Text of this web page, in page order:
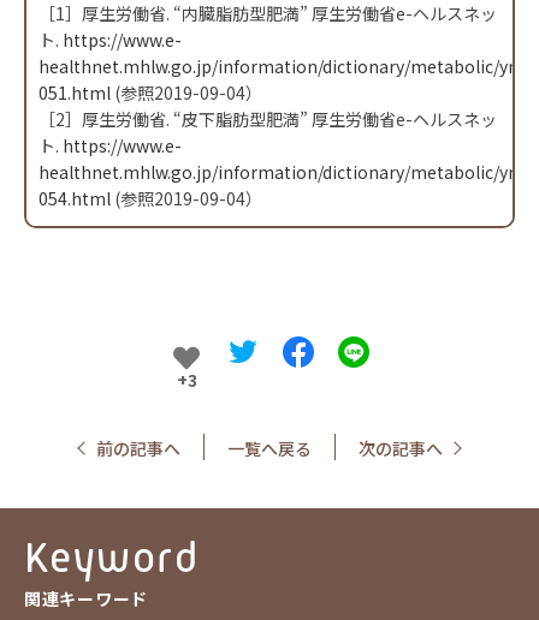
［1］厚生労働省. “内臓脂肪型肥満” 厚生労働省e-ヘルスネッ
ト. https://www.e-
healthnet.mhlw.go.jp/information/dictionary/metabolic/ym-
051.html (参照2019-09-04）
［2］厚生労働省. “皮下脂肪型肥満” 厚生労働省e-ヘルスネッ
ト. https://www.e-
healthnet.mhlw.go.jp/information/dictionary/metabolic/ym-
054.html (参照2019-09-04）
+3
前の記事へ 一覧へ戻る 次の記事へ
Keyword
関連キーワード